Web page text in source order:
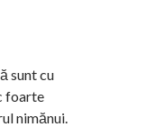
sunt cu
foarte
nimănui.